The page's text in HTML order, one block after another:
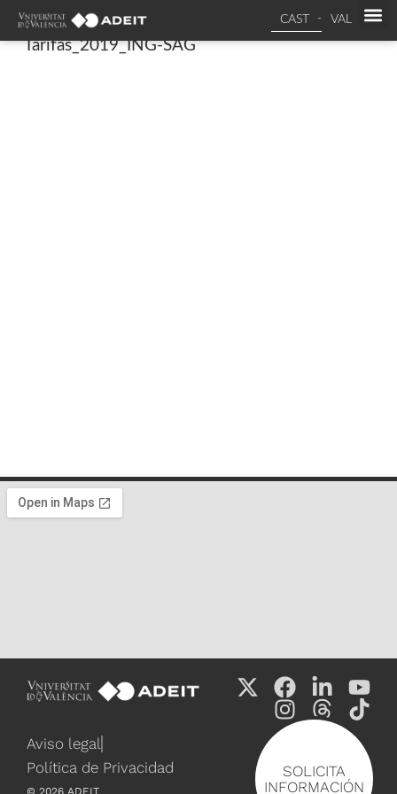
CAST VAL
SOLICITA
INFORMACIÓN
Tarifas_2019_ING-SAG
Aviso legal
Política de Privacidad
© 2026 ADEIT